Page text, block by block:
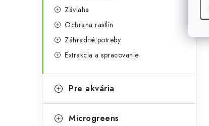
Závlaha
Ochrana rastlín
Záhradné potreby
Extrakcia a spracovanie
Pre akvária
Microgreens